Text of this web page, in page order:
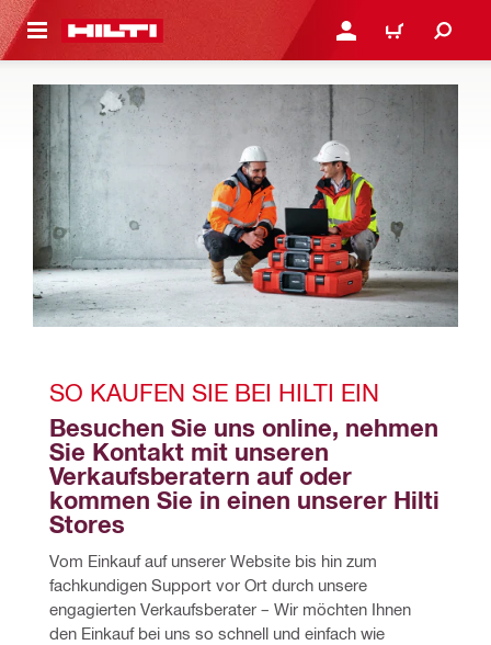
ANMELDEN ODER
WARENKORB
SO KAUFEN SIE BEI HILTI EIN
Besuchen Sie uns online, nehmen
Sie Kontakt mit unseren
Verkaufsberatern auf oder
kommen Sie in einen unserer Hilti
Stores
Vom Einkauf auf unserer Website bis hin zum
fachkundigen Support vor Ort durch unsere
engagierten Verkaufsberater – Wir möchten Ihnen
den Einkauf bei uns so schnell und einfach wie